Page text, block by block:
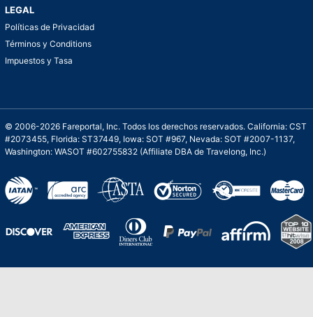
LEGAL
Políticas de Privacidad
Términos y Conditions
Impuestos y Tasa
© 2006-2026 Fareportal, Inc. Todos los derechos reservados. California: CST
#2073455, Florida: ST37449, Iowa: SOT #967, Nevada: SOT #2007-1137,
Washington: WASOT #602755832 (Affiliate DBA de Travelong, Inc.)